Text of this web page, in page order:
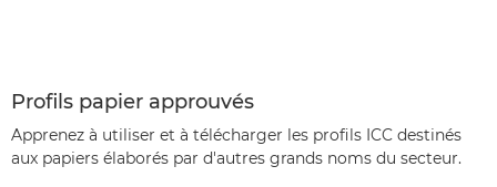
Profils papier approuvés
Apprenez à utiliser et à télécharger les profils ICC destinés
aux papiers élaborés par d'autres grands noms du secteur.